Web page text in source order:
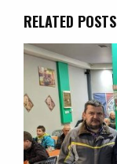
RELATED POSTS